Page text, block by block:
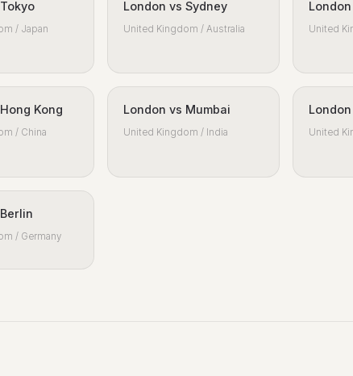
/ Japan
London vs Sydney
United Kingdom / Australia United
Kong
/ China
London vs Mumbai
United Kingdom / India United
/ Germany